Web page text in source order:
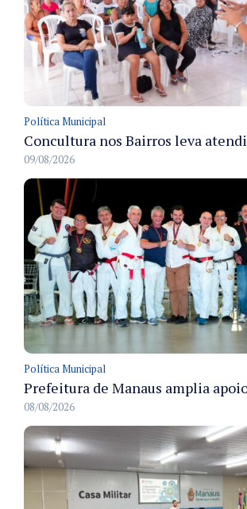
Política Municipal
09/08/2026
Política Municipal
08/08/2026